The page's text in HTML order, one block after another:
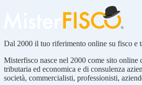
Dal 2000 il tuo riferimento online su fisco e
Misterfisco nasce nel 2000 come sito online
tributaria ed economica e di consulenza
società, commercialisti, professionisti,